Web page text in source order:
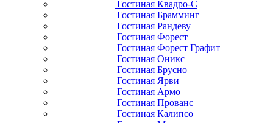
Гостиная Квадро-С
Гостиная Брамминг
Гостиная Рандеву
Гостиная Форест
Гостиная Форест Графит
Гостиная Оникс
Гостиная Брусно
Гостиная Ярви
Гостиная Армо
Гостиная Прованс
Гостиная Калипсо